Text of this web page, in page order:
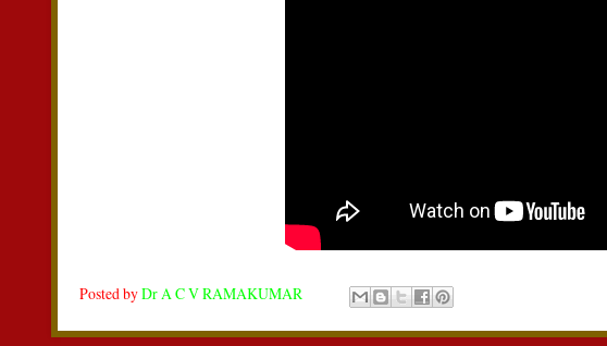
Posted byDr A C V RAMAKUMAR